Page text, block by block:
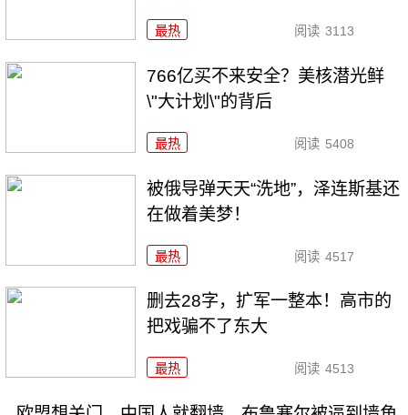
最热 阅读 3113
766亿买不来安全？美核潜光鲜
\"大计划\"的背后
最热 阅读 5408
被俄导弹天天“洗地”，泽连斯基还
在做着美梦！
最热 阅读 4517
删去28字，扩军一整本！高市的
把戏骗不了东大
最热 阅读 4513